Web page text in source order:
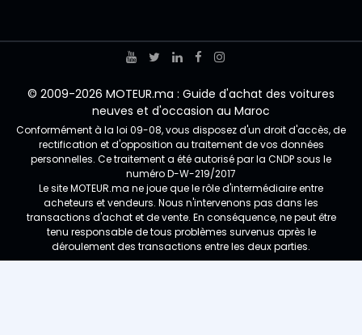
© 2009-2026 MOTEUR.ma : Guide d'achat des voitures
neuves et d'occasion au Maroc
Conformément à la loi 09-08, vous disposez d'un droit d'accès, de
rectification et d'opposition au traitement de vos données
personnelles. Ce traitement a été autorisé par la CNDP sous le
numéro D-W-219/2017
Le site MOTEUR.ma ne joue que le rôle d'intermédiaire entre
acheteurs et vendeurs. Nous n'intervenons pas dans les
transactions d'achat et de vente. En conséquence, ne peut être
tenu responsable de tous problèmes survenus après le
déroulement des transactions entre les deux parties.